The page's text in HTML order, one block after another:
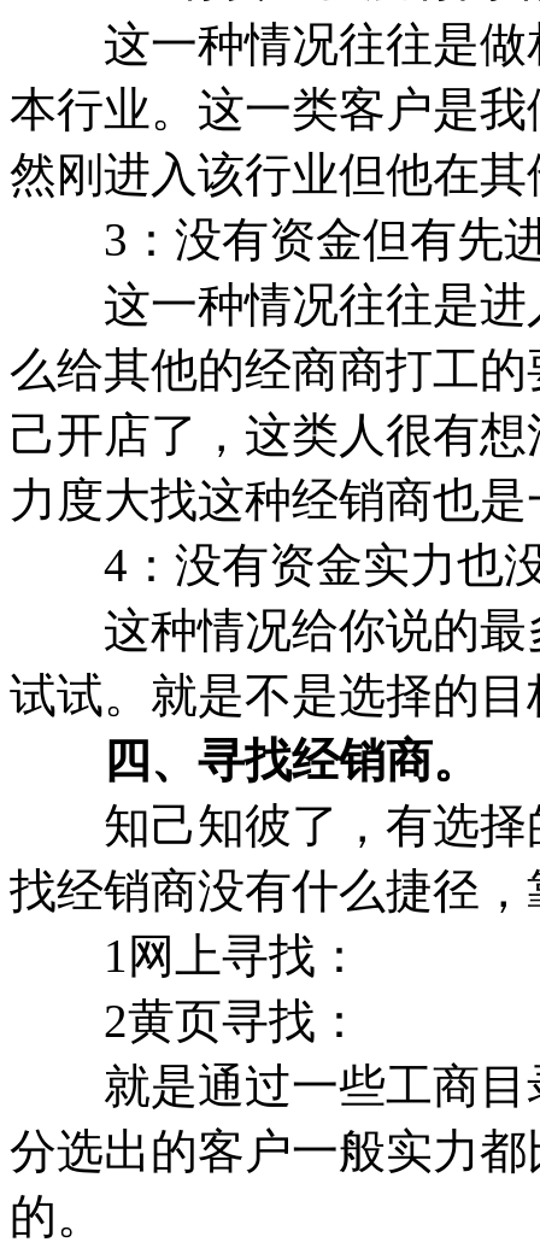
这一种情况往往是做
本行业。这一类客户是
然刚进入该行业但他在
3：没有资金但有先
这一种情况往往是进
么给其他的经商商打工
己开店了，这类人很有
力度大找这种经销商也
4：没有资金实力也没
这种情况给你说的最
试试。就是不是选择的目
四、寻找经销商。
知己知彼了，有选择
找经销商没有什么捷径
1网上寻找：
2黄页寻找：
就是通过一些工商目
分选出的客户一般实力
的。